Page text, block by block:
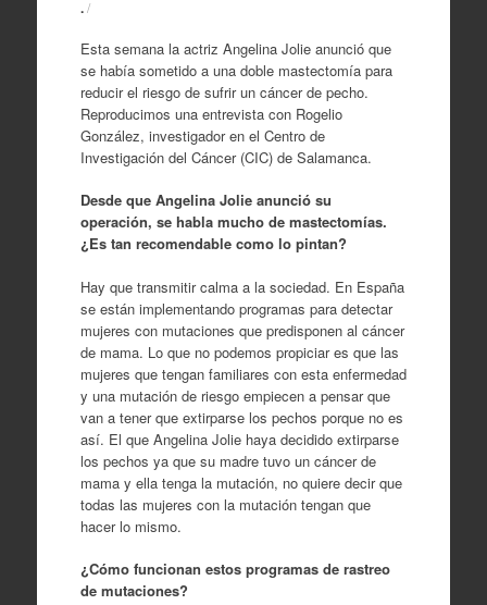
./
Esta semana la actriz Angelina Jolie anunció que
se había sometido a una doble mastectomía para
reducir el riesgo de sufrir un cáncer de pecho.
Reproducimos una entrevista con Rogelio
González, investigador en el Centro de
Investigación del Cáncer (CIC) de Salamanca.
Desde que Angelina Jolie anunció su
operación, se habla mucho de mastectomías.
¿Es tan recomendable como lo pintan?
Hay que transmitir calma a la sociedad. En España
se están implementando programas para detectar
mujeres con mutaciones que predisponen al cáncer
de mama. Lo que no podemos propiciar es que las
mujeres que tengan familiares con esta enfermedad
y una mutación de riesgo empiecen a pensar que
van a tener que extirparse los pechos porque no es
así. El que Angelina Jolie haya decidido extirparse
los pechos ya que su madre tuvo un cáncer de
mama y ella tenga la mutación, no quiere decir que
todas las mujeres con la mutación tengan que
hacer lo mismo.
¿Cómo funcionan estos programas de rastreo
de mutaciones?